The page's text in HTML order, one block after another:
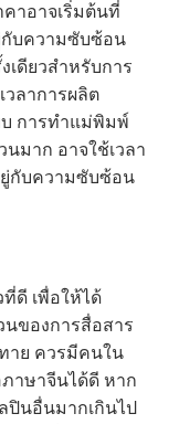
าอาจเริ่มต้นที่
บความซับซ้อน
ดียวสำหรับการ
วลาการผลิต
การทำแม่พิมพ์
มาก อาจใช้เวลา
กับความซับซ้อน
ดี เพื่อให้ได้
ของการสื่อสาร
าย ควรมีคนใน
าษาจีนได้ดี หาก
ปินอื่นมากเกินไป